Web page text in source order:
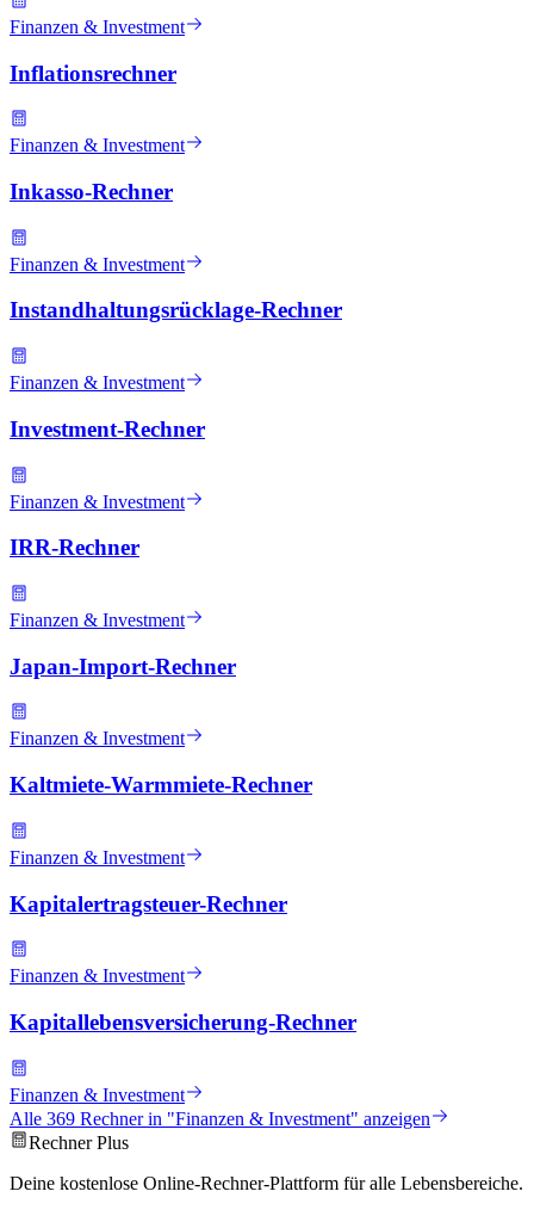
Finanzen & Investment
Inflationsrechner
Finanzen & Investment
Inkasso-Rechner
Finanzen & Investment
Instandhaltungsrücklage-Rechner
Finanzen & Investment
Investment-Rechner
Finanzen & Investment
IRR-Rechner
Finanzen & Investment
Japan-Import-Rechner
Finanzen & Investment
Kaltmiete-Warmmiete-Rechner
Finanzen & Investment
Kapitalertragsteuer-Rechner
Finanzen & Investment
Kapitallebensversicherung-Rechner
Finanzen & Investment
Alle 369 Rechner in "Finanzen & Investment" anzeigen
Rechner Plus
Deine kostenlose Online-Rechner-Plattform für alle Lebensbereiche.